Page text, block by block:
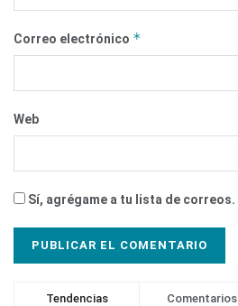
Correo electrónico *
Web
Sí, agrégame a tu lista de correos.
Tendencias Comentarios